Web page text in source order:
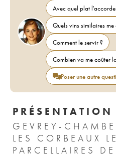
Avec quel plat
Quels vins similaires me
Comment le servir ?
Combien va me coûter
Poser une autre
GEVREY-
LES CORBEAUX